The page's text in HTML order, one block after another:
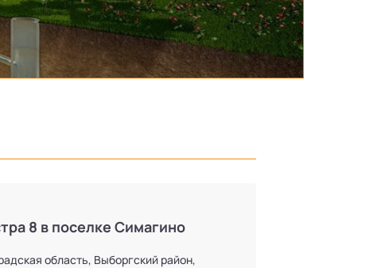
8 в поселке Симагино
область, Выборгский район,